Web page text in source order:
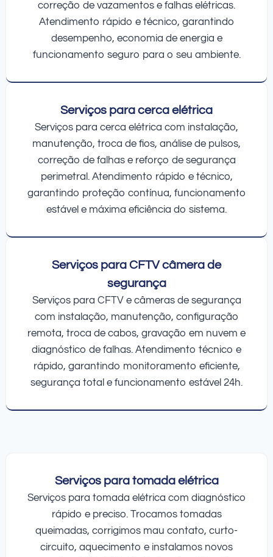
correção de vazamentos e falhas elétricas.
Atendimento rápido e técnico, garantindo
desempenho, economia de energia e
funcionamento seguro para o seu ambiente.
Serviços para cerca elétrica
Serviços para cerca elétrica com instalação,
manutenção, troca de fios, análise de pulsos,
correção de falhas e reforço de segurança
perimetral. Atendimento rápido e técnico,
garantindo proteção contínua, funcionamento
estável e máxima eficiência do sistema.
Serviços para CFTV câmera de
segurança
Serviços para CFTV e câmeras de segurança
com instalação, manutenção, configuração
remota, troca de cabos, gravação em nuvem e
diagnóstico de falhas. Atendimento técnico e
rápido, garantindo monitoramento eficiente,
segurança total e funcionamento estável 24h.
Serviços para tomada elétrica
Serviços para tomada elétrica com diagnóstico
rápido e preciso. Trocamos tomadas
queimadas, corrigimos mau contato, curto-
circuito, aquecimento e instalamos novos